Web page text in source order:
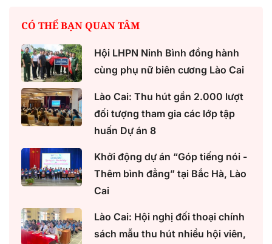
CÓ THỂ BẠN QUAN TÂM
Hội LHPN Ninh Bình đồng hành
cùng phụ nữ biên cương Lào Cai
Lào Cai: Thu hút gần 2.000 lượt
đối tượng tham gia các lớp tập
huấn Dự án 8
Khởi động dự án “Góp tiếng nói -
Thêm bình đẳng” tại Bắc Hà, Lào
Cai
Lào Cai: Hội nghị đối thoại chính
sách mẫu thu hút nhiều hội viên,